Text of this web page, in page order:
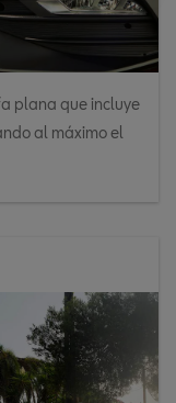
plana que incluye
al máximo el